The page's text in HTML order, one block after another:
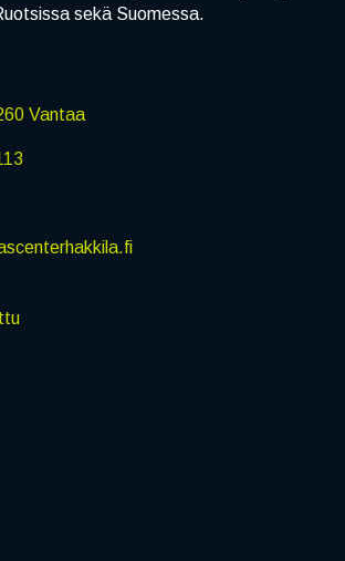
sekä Suomessa.
Vantaa